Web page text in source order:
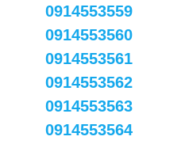
0914553559
0914553560
0914553561
0914553562
0914553563
0914553564